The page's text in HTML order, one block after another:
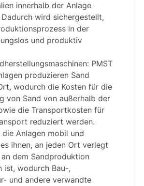
innerhalb der Anlage
wird sichergestellt,
in der
und produktiv
PMST
produzieren Sand
wodurch die Kosten für die
von Sand von außerhalb der
die Transportkosten für
reduziert werden.
die Anlagen mobil und
ihnen, an jeden Ort verlegt
dem Sandproduktion
ist, wodurch Bau-,
und andere verwandte